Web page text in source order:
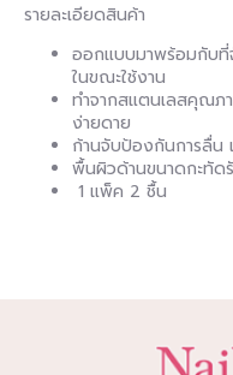
รายละเอียดสินค้า
ออกแบบมาพร้อมกับที่
ในขณะใช้งาน
ทำจากสแตนเลสคุณภ
ง่ายดาย
ก้านจับป้องกันการลื่น
พื้นผิวด้านขนาดกะทัด
1 แพ็ค 2 ชื้น